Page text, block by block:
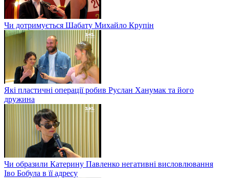
Чи дотримується Шабату Михайло Крупін
Які пластичні операції робив Руслан Ханумак та його
дружина
Чи образили Катерину Павленко негативні висловлювання
Іво Бобула в її адресу